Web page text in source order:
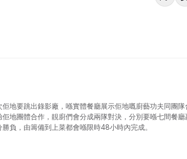
地要跳出錄影廠，喺實體餐廳展示佢地嘅廚藝功夫同團隊
地團體合作，靚廚們會分成兩隊對決，分別要喺七間餐廳
負，由籌備到上菜都會喺限時48小時內完成。